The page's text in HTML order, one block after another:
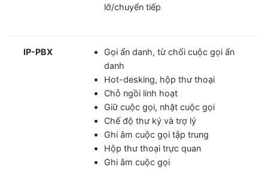
lỡ/chuyển tiếp
IP-PBX
Gọi ẩn danh, từ chối cuộc gọi ẩn
danh
Hot-desking, hộp thư thoại
Chỗ ngồi linh hoạt
Giữ cuộc gọi, nhặt cuộc gọi
Chế độ thư ký và trợ lý
Ghi âm cuộc gọi tập trung
Hộp thư thoại trực quan
Ghi âm cuộc gọi